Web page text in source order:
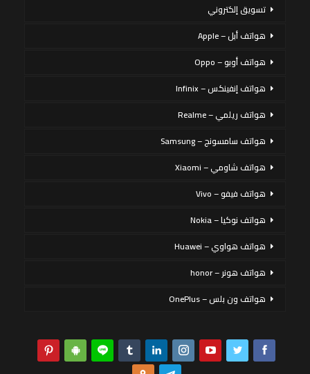
تسويق إلكتروني
هواتف أبل – Apple
هواتف أوبو – Oppo
هواتف إنفينكس – Infinix
هواتف ريلمي – Realme
هواتف سامسونج – Samsung
هواتف شاومي – Xiaomi
هواتف فيفو – Vivo
هواتف نوكيا – Nokia
هواتف هواوي – Huawei
هواتف هونر – honor
هواتف ون بلس – OnePlus